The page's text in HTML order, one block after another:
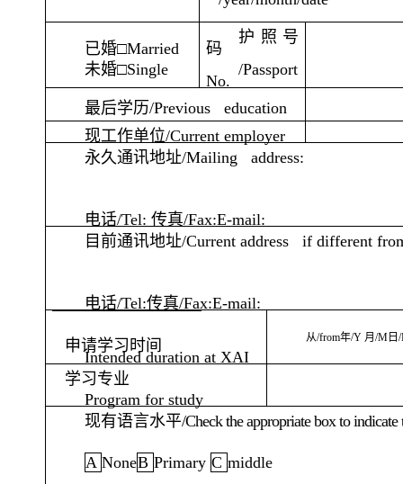
已婚□Married
未婚□Single
护照号
码
/Passport
No.
最后学历/Previous education
现工作单位/Current employer
永久通讯地址/Mailing address:
电话/Tel: 传真/Fax:E-mail:
目前通讯地址/Current address if different
电话/Tel:传真/Fax:E-mail:
申请学习时间
Intended duration at XAI
从/from年/Y 月 /M 日
学习专业
Program for study
现有语言水平/Check the appropriate box to indicate
A NoneB Primary C middle